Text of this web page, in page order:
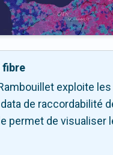
fibre
exploite
de raccordabilité
permet de